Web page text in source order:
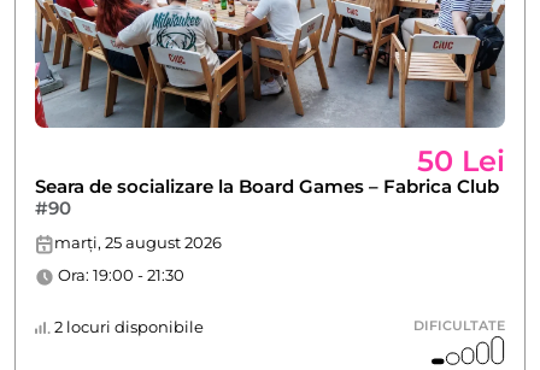
50 Lei
Seara de socializare la Board Games – Fabrica Club
#90
marți, 25 august 2026
Ora: 19:00 - 21:30
2 locuri disponibile DIFICULTATE